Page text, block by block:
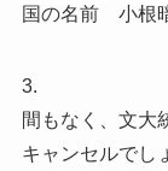
国の名前 小根
3.
間もなく、文大
キャンセルでし